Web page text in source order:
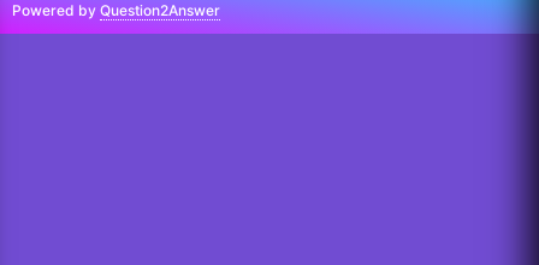
Powered by Question2Answer
...